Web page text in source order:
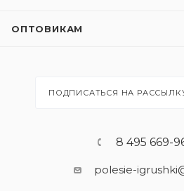
ОПТОВИКАМ
ПОДПИСАТЬСЯ НА
8 495 669-
polesie-